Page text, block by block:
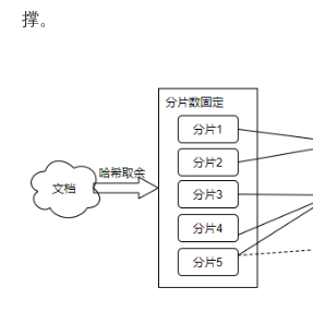
撑。